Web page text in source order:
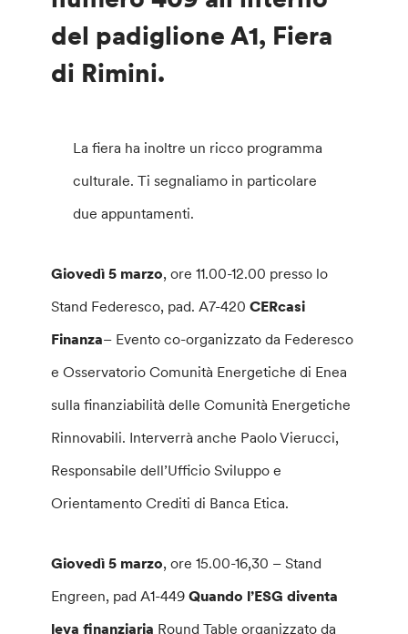
del padiglione A1, Fiera
di Rimini.
La fiera ha inoltre un ricco programma
culturale. Ti segnaliamo in particolare
due appuntamenti.
Giovedì 5 marzo, ore 11.00-12.00 presso lo
Stand Federesco, pad. A7-420CERcasi
Finanza– Evento co-organizzato da Federesco
e Osservatorio Comunità Energetiche di Enea
sulla finanziabilità delle Comunità Energetiche
Rinnovabili. Interverrà anche Paolo Vierucci,
Responsabile dell’Ufficio Sviluppo e
Orientamento Crediti di Banca Etica.
Giovedì 5 marzo, ore 15.00-16,30 – Stand
Engreen, pad A1-449Quando l’ESG diventa
leva finanziaria Round Table organizzato da